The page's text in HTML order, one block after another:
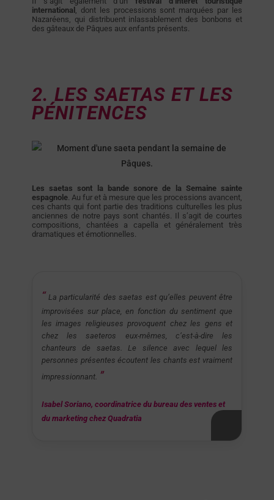
international, dont les processions sont marquées par les
Nazaréens, qui distribuent inlassablement des bonbons et
des gâteaux de Pâques aux enfants présents.
2. LES SAETAS ET LES
PÉNITENCES
Les saetas sont la bande sonore de la Semaine sainte
espagnole. Au fur et à mesure que les processions avancent,
ces chants qui font partie des traditions culturelles les plus
anciennes de notre pays sont chantés. Il s’agit de courtes
compositions, chantées a capella et généralement très
dramatiques et émotionnelles.
La particularité des saetas est qu’elles peuvent être
improvisées sur place, en fonction du sentiment que
les images religieuses provoquent chez les gens et
chez les saeteros eux-mêmes, c’est-à-dire les
chanteurs de saetas. Le silence avec lequel les
personnes présentes écoutent les chants est vraiment
impressionnant.
Isabel Soriano, coordinatrice du bureau des ventes et
du marketing chez Quadratia